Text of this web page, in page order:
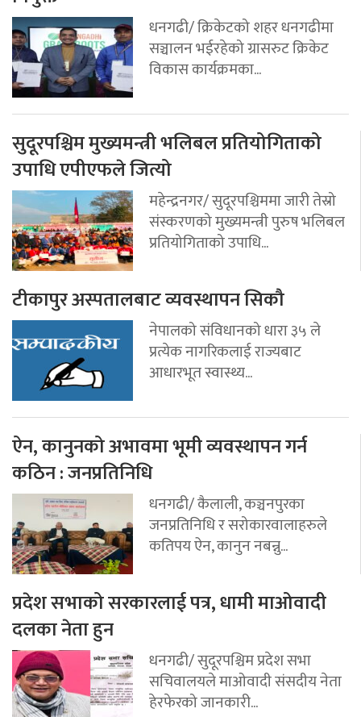
धनगढी/ क्रिकेटको शहर धनगढीमा
सञ्चालन भईरहेको ग्रासरुट क्रिकेट
विकास कार्यक्रमका...
सुदूरपश्चिम मुख्यमन्त्री भलिबल प्रतियोगिताको
उपाधि एपीएफले जित्यो
महेन्द्रनगर/ सुदूरपश्चिममा जारी तेस्रो
संस्करणको मुख्यमन्त्री पुरुष भलिबल
प्रतियोगिताको उपाधि...
टीकापुर अस्पतालबाट व्यवस्थापन सिकौ
नेपालको संविधानको धारा ३५ ले
प्रत्येक नागरिकलाई राज्यबाट
आधारभूत स्वास्थ्य...
ऐन, कानुनको अभावमा भूमी व्यवस्थापन गर्न
कठिन : जनप्रतिनिधि
धनगढी/ कैलाली, कञ्चनपुरका
जनप्रतिनिधि र सरोकारवालाहरुले
कतिपय ऐन, कानुन नबन्नु...
प्रदेश सभाको सरकारलाई पत्र, धामी माओवादी
दलका नेता हुन
धनगढी/ सुदूरपश्चिम प्रदेश सभा
सचिवालयले माओवादी संसदीय नेता
हेरफेरको जानकारी...